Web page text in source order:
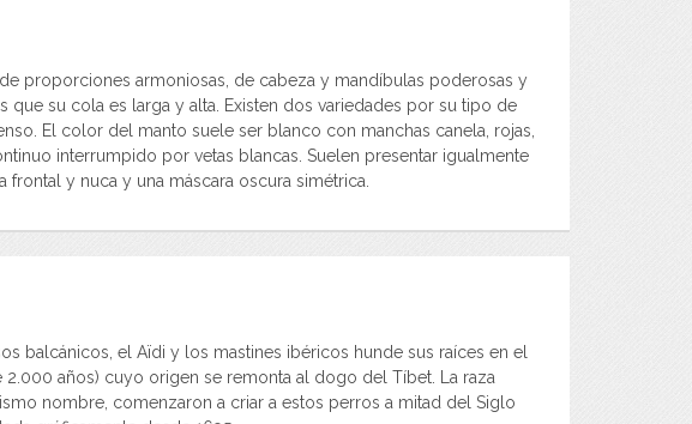
proporciones armoniosas, de cabeza y mandíbulas poderosas y
su cola es larga y alta. Existen dos variedades por su tipo de
El color del manto suele ser blanco con manchas canela, rojas,
interrumpido por vetas blancas. Suelen presentar igualmente
y nuca y una máscara oscura simétrica.
balcánicos, el Aïdi y los mastines ibéricos hunde sus raíces en el
años) cuyo origen se remonta al dogo del Tíbet. La raza
nombre, comenzaron a criar a estos perros a mitad del Siglo